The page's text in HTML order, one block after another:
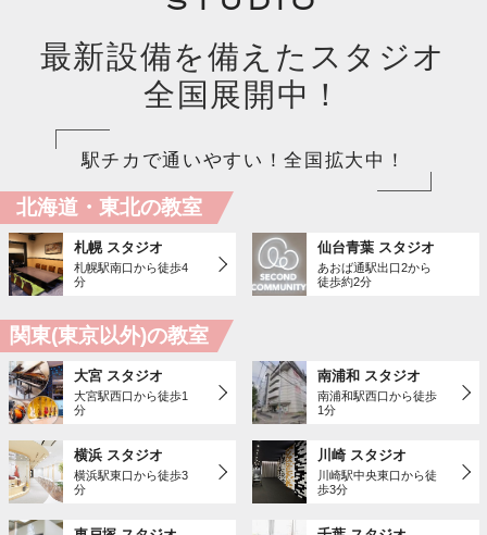
最新設備を備えたスタジオ
全国展開中！
駅チカで通いやすい！全国拡大中！
北海道・東北の教室
札幌 スタジオ
札幌駅南口から徒歩4
分
仙台青葉 スタジオ
あおば通駅出口2から
徒歩約2分
関東(東京以外)の教室
大宮 スタジオ
大宮駅西口から徒歩1
分
南浦和 スタジオ
南浦和駅西口から徒歩
1分
横浜 スタジオ
横浜駅東口から徒歩3
分
川崎 スタジオ
川崎駅中央東口から徒
歩3分